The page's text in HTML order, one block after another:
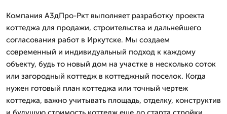
Компания А3дПро-Ркт выполняет разработку проекта
коттеджа для продажи, строительства и дальнейшего
согласования работ в Иркутске. Мы создаем
современный и индивидуальный подход к каждому
объекту, будь то новый дом на участке в несколько соток
или загородный коттедж в коттеджный поселок. Когда
нужен готовый план коттеджа или точный чертеж
коттеджа, важно учитывать площадь, отделку, конструктив